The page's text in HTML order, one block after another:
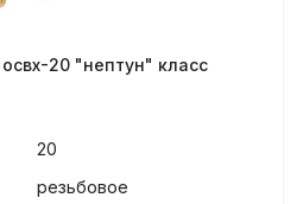
20 "нептун" класс
20
резьбовое